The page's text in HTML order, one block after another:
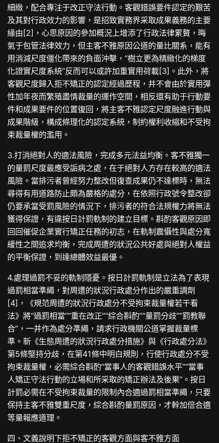
細緻，配合專注于改正守法行動。客觀錯誤要件認定的艱苦
及其對行政效力的影響，是招致實務界采取成果義務的主要
緣由[2]，心思原因的參加概況上增添了行政法律累贅，晦
氣于包管法律效力，但主客不雅原因公道的量比關系，能有
用消減尺度僵化帶來的負面沖擊，“樹立更為精緻化的梯度
化證實尺度系統”反而可以或許加重實用荷載[3]。此外，將
客觀尺度歸入拒不矯正的認定經過歷程，并不會由於實用彈
性加年夜而繁殖盡情裁量的運作空間，相反還有助于行動要
件和成果要件的位置復回，將主客不雅認定尺度融進行動與
成果階級，構成條理化的認定系統，制約權利收縮和不受拘
束裁量權的濫用。
3.打消絕對人的適法風險，完成多元法益均衡。客不雅獨一
的量罰尺度最應受詬病之處，在于絕對人方存在較高的適法
風險。當排污者曾經努力整改但復查成果仍不達標時，無法
尋得有用道路防止頗為嚴格的處分，在依照行政號令整改卻
仍要承當受罰風險的情況下，排污者的符合法規權力將無法
獲得保證，有違按日計罰軌制的建立目標。斟酌客觀原因即
回回催促企業實行矯正任務的初志，在軌制震懾性與處分寬
緩性之間追求均衡，完成周遭的狀況公共好處與絕對人權益
的平衡保證，到達總體效益最優。
4.處理過罰不妥的軌制隱憂。按日計罰軌制是立法為了表現
過罰相當準繩，對周遭的狀況行政處分作出的嚴重調劑
[4]，《規范周遭的狀況行政處分不受拘束裁量權若干看
法》將“過罰相當”“重在改正”“綜合斟酌”“量罰分歧”“罰教聯
合”，一并作為處分準繩，請求行政機關公道掌握裁量標
準。新《生態周遭的狀況行政處分措施》與《行政處分法》
第5條堅持分歧，在第41條中明白規則，行使行政處分不受
拘束裁量權，必需綜合斟酌“當事人的客觀錯誤水平”“當事
人矯正守法行動的立場和所采取的矯正辦法及後果”。按日
計罰必需在不受拘束裁量的限制內合適過罰相當準繩，只要
保持主客不雅雙重尺度，綜合斟酌量罰原因，才幹加倍合適
等量報應道理。
四、文義說明下拒不矯正的客觀方面與客不雅方面